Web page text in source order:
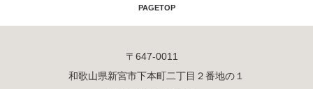
PAGETOP
〒647-0011
和歌山県新宮市下本町二丁目２番地の１